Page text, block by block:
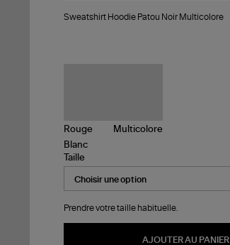
Hoodie
Sweatshirt Hoodie Patou Noir Multicolore
Taille
Prendre votre taille habituelle.
AJOUTER AU PANIER